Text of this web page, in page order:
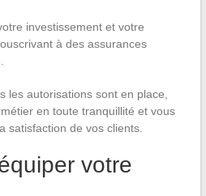
investissement et votre
à des assurances
les autorisations sont en place,
en toute tranquillité et vous
satisfaction de vos clients.
votre